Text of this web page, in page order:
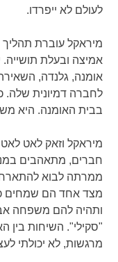
לעולם לא ייפרדו.
מיראקל עוברת תהליך
אמיצה ובעלת
אומנה, גלנדה,
לחברה דמיונית שלה.
בבית האומנה. היא
מיראקל וזאק לאט
חברים, מתאהבים
ממרתה לבוא
מצד אחד הם שמחים
ותהיה להם משפחה
"סקילי". השיחות בין
מרגשות, לא יכולתי